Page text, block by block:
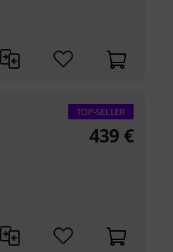
TOP-SELLER
439 €